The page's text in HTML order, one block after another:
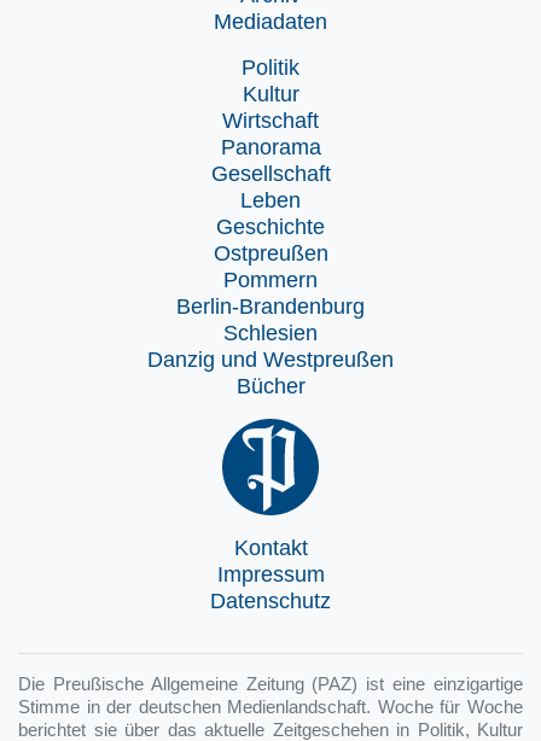
Mediadaten
Politik
Kultur
Wirtschaft
Panorama
Gesellschaft
Leben
Geschichte
Ostpreußen
Pommern
Berlin-Brandenburg
Schlesien
Danzig und Westpreußen
Bücher
Kontakt
Impressum
Datenschutz
Die Preußische Allgemeine Zeitung (PAZ) ist eine einzigartige
Stimme in der deutschen Medienlandschaft. Woche für Woche
berichtet sie über das aktuelle Zeitgeschehen in Politik, Kultur